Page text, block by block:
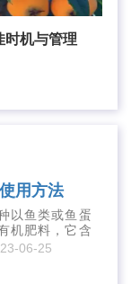
时机与管理
用方法
以鱼类或鱼蛋
机肥料，它含
，如氮、磷、
子。这些营养
06-25